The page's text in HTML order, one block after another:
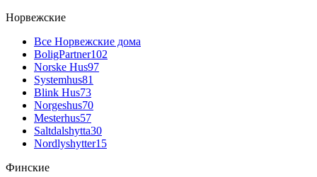
Норвежские
Все Норвежские дома
BoligPartner102
Norske Hus97
Systemhus81
Blink Hus73
Norgeshus70
Mesterhus57
Saltdalshytta30
Nordlyshytter15
Финские